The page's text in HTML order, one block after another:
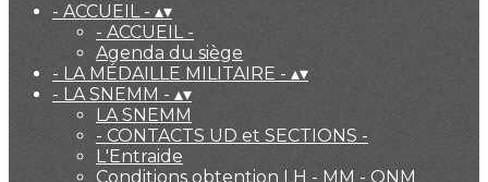
- ACCUEIL - ▴▾
- ACCUEIL -
Agenda du siège
- LA MÉDAILLE MILITAIRE - ▴▾
- LA SNEMM - ▴▾
LA SNEMM
- CONTACTS UD et SECTIONS -
L'Entraide
Conditions obtention LH - MM - ONM